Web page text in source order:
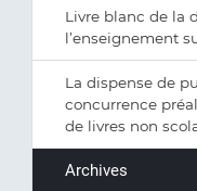
Livre blanc de la
l’enseignement
La dispense de
concurrence
de livres non
Archives